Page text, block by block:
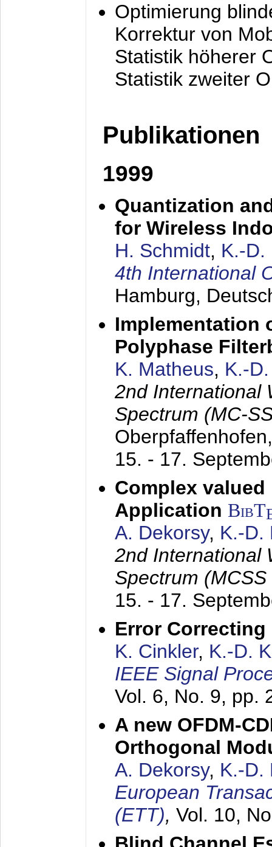
Optimierung
Korrektur von
Statistik höherer
Statistik zweiter
Publikationen
1999
Quantization
for Wireless
H. Schmidt, K.-D.
4th International
Hamburg,
Implementation
Polyphase
K. Matheus, K.-
2nd International
Spectrum (MC-
15. - 17.
Complex valued
Application BibT
A. Dekorsy, K.-D.
2nd International
Spectrum
15. - 17.
Error
K. Cinkler, K.-D.
IEEE Signal
Vol. 6, No. 9, pp.
A new OFDM-
Orthogonal
A. Dekorsy, K.-D.
European
(ETT), Vol. 10,